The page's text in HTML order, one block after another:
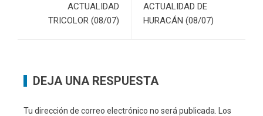
ACTUALIDAD
TRICOLOR (08/07)
ACTUALIDAD DE
HURACÁN (08/07)
DEJA UNA RESPUESTA
Tu dirección de correo electrónico no será publicada. Los